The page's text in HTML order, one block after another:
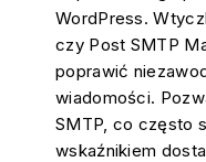
WordPress.
czy Post SMTP
poprawić
wiadomości.
SMTP, co często
wskaźnikiem